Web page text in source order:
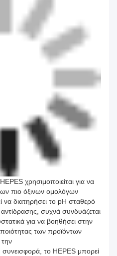
χρησιμοποιείται για να
πιο όξινων ομολόγων
διατηρήσει το pH σταθερό
αντίδρασης, συχνά συνδυάζεται
για να βοηθήσει στην
των προϊόντων
το HEPES μπορεί